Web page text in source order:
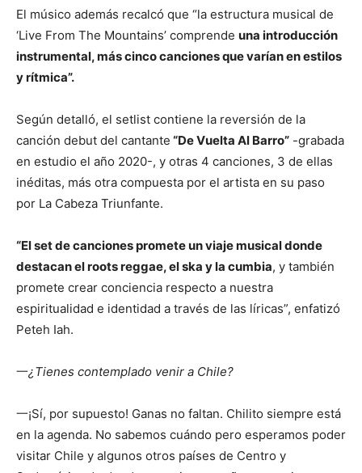
El músico además recalcó que “la estructura musical de
‘Live From The Mountains’ comprende una introducción
instrumental, más cinco canciones que varían en estilos
y rítmica”.
Según detalló, el setlist contiene la reversión de la
canción debut del cantante “De Vuelta Al Barro” -grabada
en estudio el año 2020-, y otras 4 canciones, 3 de ellas
inéditas, más otra compuesta por el artista en su paso
por La Cabeza Triunfante.
“El set de canciones promete un viaje musical donde
destacan el roots reggae, el ska y la cumbia, y también
promete crear conciencia respecto a nuestra
espiritualidad e identidad a través de las líricas”, enfatizó
Peteh Iah.
一¿Tienes contemplado venir a Chile?
一¡Sí, por supuesto! Ganas no faltan. Chilito siempre está
en la agenda. No sabemos cuándo pero esperamos poder
visitar Chile y algunos otros países de Centro y